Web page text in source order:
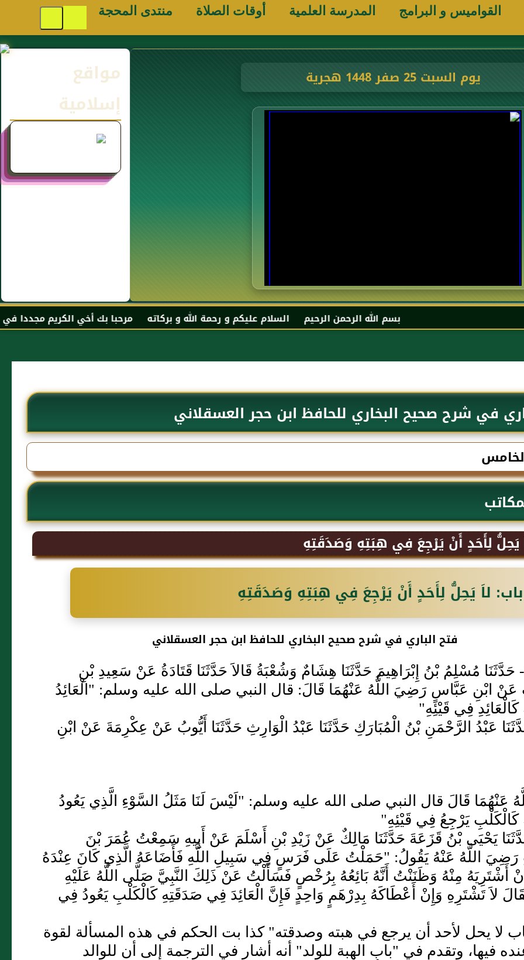
القواميس و البرامج المدرسة العلمية أوقات الصلاة منتدى المحجة
يوم السبت 25 صفر 1448 هجرية
مواقع
إسلامية
بسم الله الرحمن الرحيم السلام عليكم و رحمة الله و بركاته مرحبا بك أخي الكريم مجددا في موقعك المفضل
في شرح صحيح البخاري للحافظ ابن حجر العسقلاني
يَحِلُّ لِأَحَدٍ أَنْ يَرْجِعَ فِي هِبَتِهِ وَصَدَقَتِهِ
باب: لاَ يَحِلُّ لِأَحَدٍ أَنْ يَرْجِعَ فِي هِبَتِهِ وَصَدَقَتِهِ
فتح الباري في شرح صحيح البخاري للحافظ ابن حجر العسقلاني
2612- حَدَّثَنَا مُسْلِمُ بْنُ إِبْرَاهِيمَ حَدَّثَنَا هِشَامٌ وَشُعْبَةُ قَالاَ حَدَّثَنَا قَتَادَةُ عَنْ سَعِيدِ بْنِ
ابْنِ عَبَّاسٍ رَضِيَ اللَّهُ عَنْهُمَا قَالَ: قال النبي صلى الله عليه وسلم: "الْعَائِدُ
فِي قَيْئِهِ"
حَدَّثَنَا عَبْدُ الرَّحْمَنِ بْنُ الْمُبَارَكِ حَدَّثَنَا عَبْدُ الْوَارِثِ حَدَّثَنَا أَيُّوبُ عَنْ عِكْرِمَةَ عَنْ ابْنِ
عَنْهُمَا قَالَ قال النبي صلى الله عليه وسلم: "لَيْسَ لَنَا مَثَلُ السَّوْءِ الَّذِي يَعُودُ
كَالْكَلْبِ يَرْجِعُ فِي قَيْئِهِ"
حَدَّثَنَا يَحْيَى بْنُ قَزَعَةَ حَدَّثَنَا مَالِكٌ عَنْ زَيْدِ بْنِ أَسْلَمَ عَنْ أَبِيهِ سَمِعْتُ عُمَرَ بْنَ
رَضِيَ اللَّهُ عَنْهُ يَقُولُ: "حَمَلْتُ عَلَى فَرَسٍ فِي سَبِيلِ اللَّهِ فَأَضَاعَهُ الَّذِي كَانَ عِنْدَهُ
أَشْتَرِيَهُ مِنْهُ وَظَنَنْتُ أَنَّهُ بَائِعُهُ بِرُخْصٍ فَسَأَلْتُ عَنْ ذَلِكَ النَّبِيَّ صَلَّى اللَّهُ عَلَيْهِ
لاَ تَشْتَرِهِ وَإِنْ أَعْطَاكَهُ بِدِرْهَمٍ وَاحِدٍ فَإِنَّ الْعَائِدَ فِي صَدَقَتِهِ كَالْكَلْبِ يَعُودُ فِي
لا يحل لأحد أن يرجع في هبته وصدقته" كذا بت الحكم في هذه المسألة لقوة
فيها، وتقدم في "باب الهبة للولد" أنه أشار في الترجمة إلى أن للوالد